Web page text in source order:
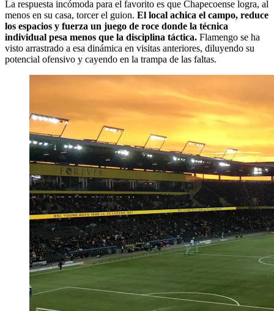
La respuesta incómoda para el favorito es que Chapecoense logra, al
menos en su casa, torcer el guion. El local achica el campo, reduce
los espacios y fuerza un juego de roce donde la técnica
individual pesa menos que la disciplina táctica. Flamengo se ha
visto arrastrado a esa dinámica en visitas anteriores, diluyendo su
potencial ofensivo y cayendo en la trampa de las faltas.